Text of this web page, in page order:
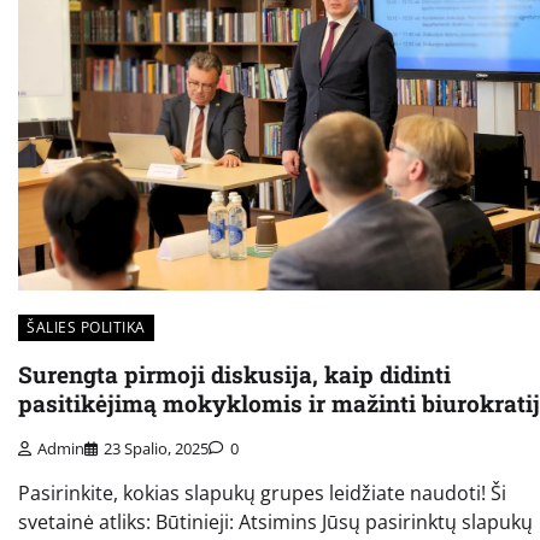
ŠALIES POLITIKA
Surengta pirmoji diskusija, kaip didinti
pasitikėjimą mokyklomis ir mažinti
Admin 23 Spalio, 2025 0
Pasirinkite, kokias slapukų grupes leidžiate naudoti! Ši
svetainė atliks: Būtinieji: Atsimins Jūsų pasirinktų slapukų